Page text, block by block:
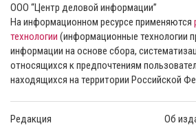
ООО “Центр деловой информации”
На информационном ресурсе применяются
технологии (информационные технологии
информации на основе сбора,
относящихся к предпочтениям
находящихся на территории Российской
Редакция Об